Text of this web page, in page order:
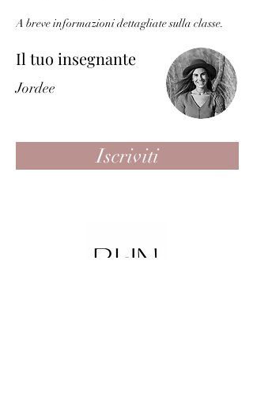
A breve informazioni dettagliate sulla classe.
Jordee
Il tuo insegnante
Iscriviti